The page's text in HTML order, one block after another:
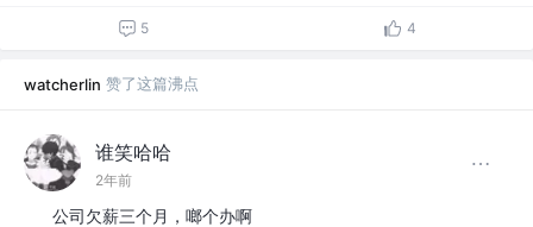
5 4
watcherlin 赞了这篇沸点
谁笑哈哈
2年前
公司欠薪三个月，啷个办啊